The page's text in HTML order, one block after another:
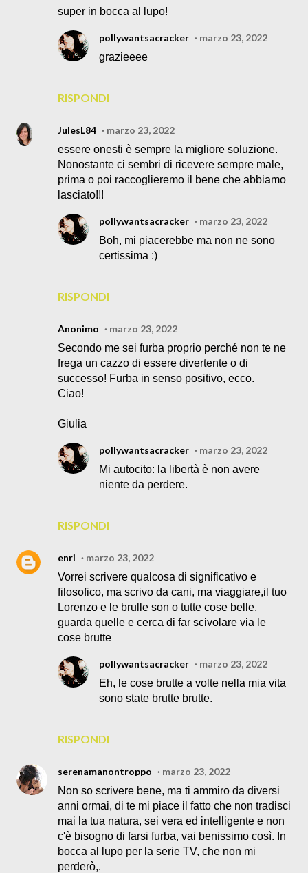
super in bocca al lupo!
RISPONDI
pollywantsacracker
marzo 23, 2022
grazieeee
JulesL84
marzo 23, 2022
essere onesti è sempre la migliore soluzione.
Nonostante ci sembri di ricevere sempre male,
prima o poi raccoglieremo il bene che abbiamo
lasciato!!!
RISPONDI
pollywantsacracker
marzo 23, 2022
Boh, mi piacerebbe ma non ne sono
certissima :)
Anonimo
marzo 23, 2022
Secondo me sei furba proprio perché non te ne
frega un cazzo di essere divertente o di
successo! Furba in senso positivo, ecco.
Ciao!
Giulia
RISPONDI
pollywantsacracker
marzo 23, 2022
Mi autocito: la libertà è non avere
niente da perdere.
enri
marzo 23, 2022
Vorrei scrivere qualcosa di significativo e
filosofico, ma scrivo da cani, ma viaggiare,il tuo
Lorenzo e le brulle son o tutte cose belle,
guarda quelle e cerca di far scivolare via le
cose brutte
RISPONDI
pollywantsacracker
marzo 23, 2022
Eh, le cose brutte a volte nella mia vita
sono state brutte brutte.
serenamanontroppo
marzo 23, 2022
Non so scrivere bene, ma ti ammiro da diversi
anni ormai, di te mi piace il fatto che non tradisci
mai la tua natura, sei vera ed intelligente e non
c'è bisogno di farsi furba, vai benissimo così. In
bocca al lupo per la serie TV, che non mi
perderò,.